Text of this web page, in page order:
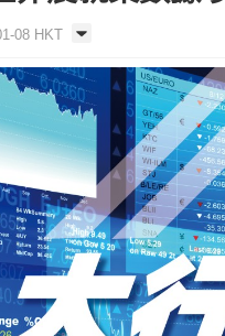
08 HKT